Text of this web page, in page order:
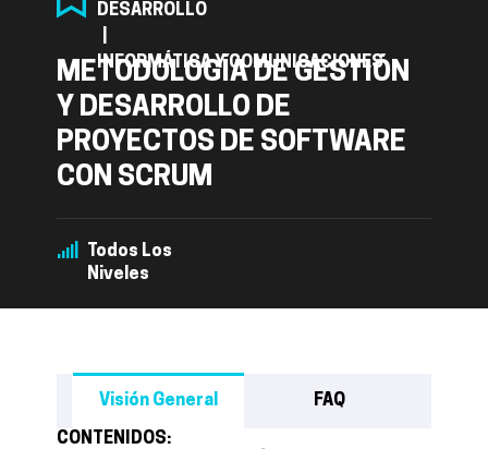
DESARROLLO
INFORMÁTICA Y COMUNICACIONES
METODOLOGÍA DE GESTIÓN
Y DESARROLLO DE
PROYECTOS DE SOFTWARE
CON SCRUM
Todos Los
Niveles
Visión General FAQ
CONTENIDOS: